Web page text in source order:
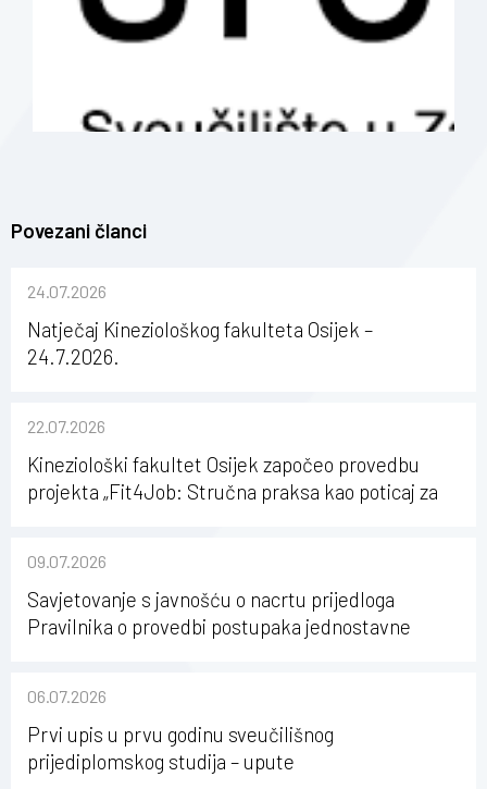
Povezani članci
24.07.2026
Natječaj Kineziološkog fakulteta Osijek –
24.7.2026.
22.07.2026
Kineziološki fakultet Osijek započeo provedbu
projekta „Fit4Job: Stručna praksa kao poticaj za
09.07.2026
Savjetovanje s javnošću o nacrtu prijedloga
Pravilnika o provedbi postupaka jednostavne
Osijeku
06.07.2026
Prvi upis u prvu godinu sveučilišnog
prijediplomskog studija – upute